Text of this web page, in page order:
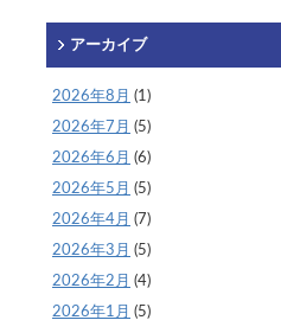
アーカイブ
2026年8月 (1)
2026年7月 (5)
2026年6月 (6)
2026年5月 (5)
2026年4月 (7)
2026年3月 (5)
2026年2月 (4)
2026年1月 (5)